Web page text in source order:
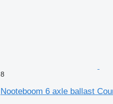
8
Nooteboom 6 axle ballast